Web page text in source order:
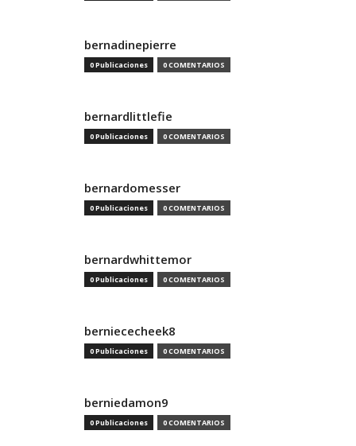
bernadinepierre
0 Publicaciones 0 COMENTARIOS
bernardlittlefie
0 Publicaciones 0 COMENTARIOS
bernardomesser
0 Publicaciones 0 COMENTARIOS
bernardwhittemor
0 Publicaciones 0 COMENTARIOS
berniececheek8
0 Publicaciones 0 COMENTARIOS
berniedamon9
0 Publicaciones 0 COMENTARIOS